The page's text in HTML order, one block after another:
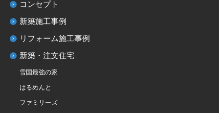
コンセプト
新築施工事例
リフォーム施工事例
新築・注文住宅
雪国最強の家
はるめんと
ファミリーズ